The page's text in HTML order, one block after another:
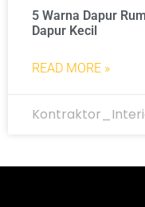
5 Warna Dapur
Dapur Kecil
READ MORE »